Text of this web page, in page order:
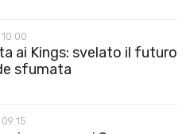
ai Kings: svelato il futuro
sfumata